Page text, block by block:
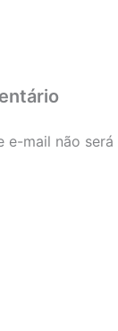
e-mail não